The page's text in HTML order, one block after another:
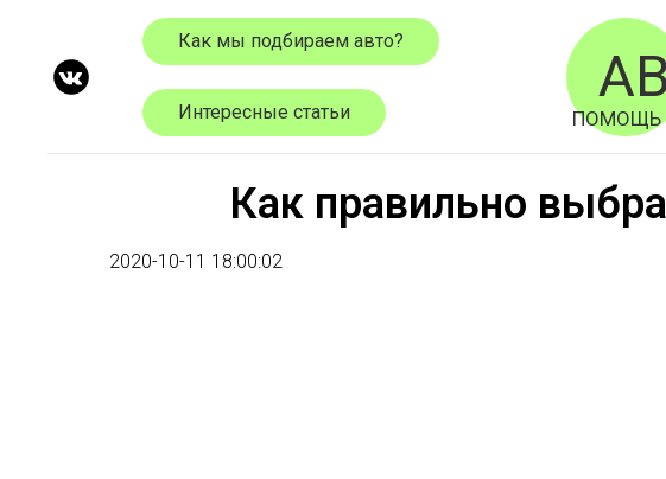
ПОМОЩЬ
Как мы подбираем авто?
Интересные статьи
Как правильно
2020-10-11 18:00:02